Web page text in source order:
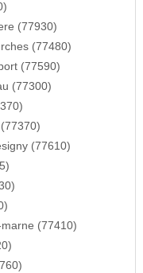
(77930)
(77480)
(77590)
(77300)
(77610)
(77410)